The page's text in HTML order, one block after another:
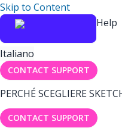
Skip to Content
Help
Italiano
CONTACT SUPPORT
PERCHÉ SCEGLIERE
CONTACT SUPPORT